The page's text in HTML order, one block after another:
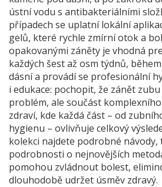
ústní vodu s antibakteriálními
případech se uplatní lokální
gelů, které rychle zmírní otok a
opakovanými záněty je vhodná
každých šest až osm týdnů,
dásní a provádí se profesionální
i edukace: pochopit, že zánět
problém, ale součást
zdraví, kde každá část – od
hygienu – ovlivňuje celkový
kolekci najdete podrobné návody,
podrobnosti o nejnovějších
pomohou zvládnout bolest,
dlouhodobě udržet úsměv zdravý.